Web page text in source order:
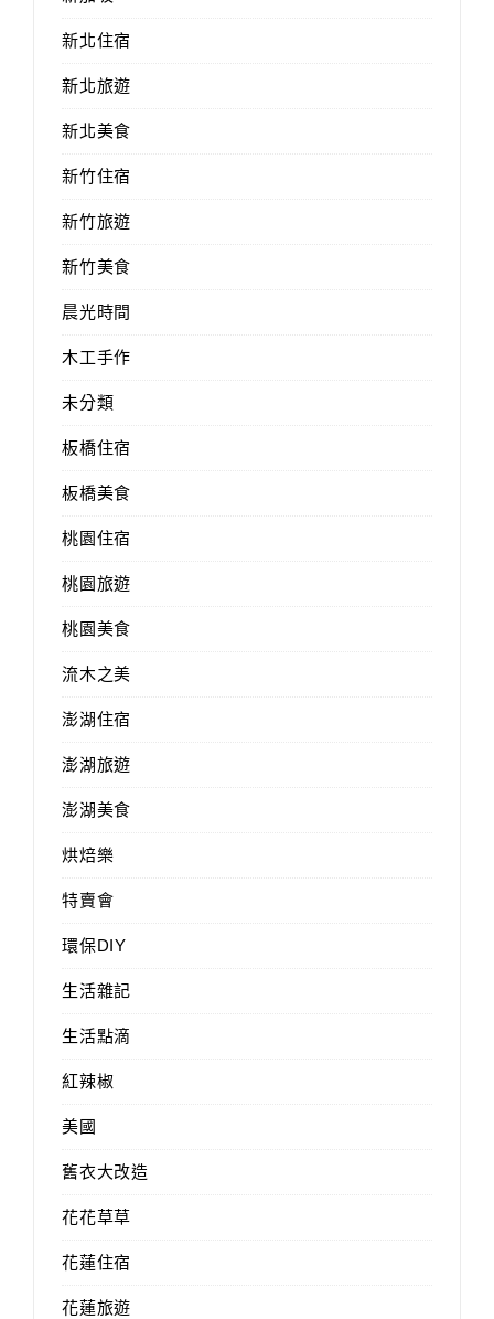
新北住宿
新北旅遊
新北美食
新竹住宿
新竹旅遊
新竹美食
晨光時間
木工手作
未分類
板橋住宿
板橋美食
桃園住宿
桃園旅遊
桃園美食
流木之美
澎湖住宿
澎湖旅遊
澎湖美食
烘焙樂
特賣會
環保DIY
生活雜記
生活點滴
紅辣椒
美國
舊衣大改造
花花草草
花蓮住宿
花蓮旅遊